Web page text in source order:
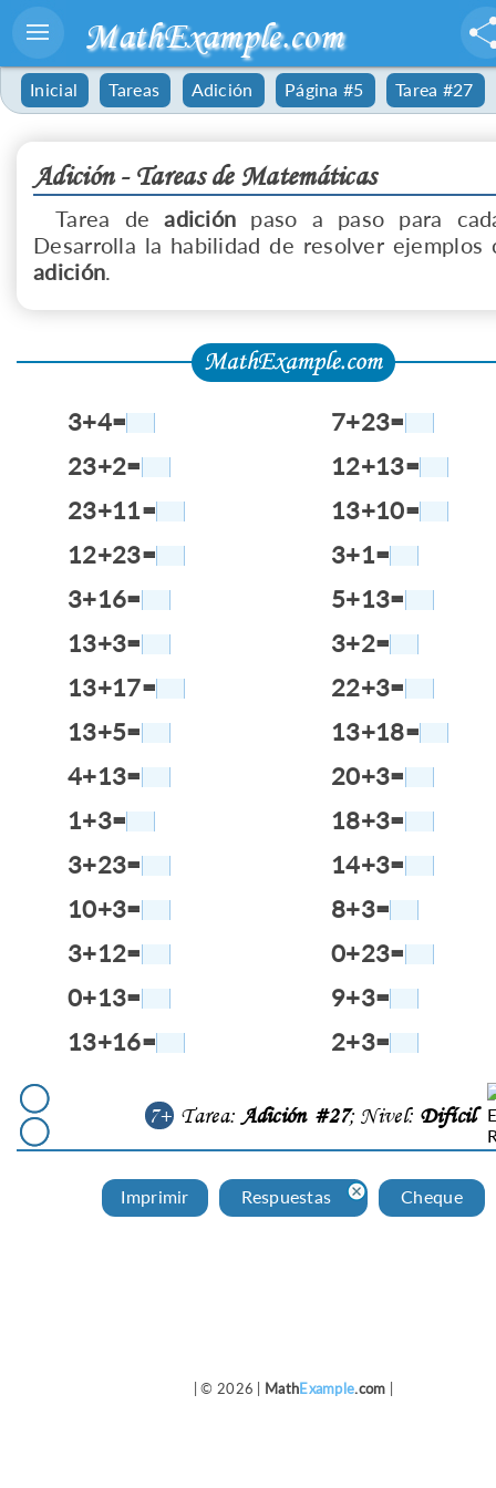
MathExample.com
Inicial Tareas Adición Página #5 Tarea #27
Adición - Tareas de Matemáticas
Tarea deadición paso a paso para
Desarrolla la habilidad de resolver ejemplos
adición.
3+4=
7+23=
23+2=
12+13=
23+11=
13+10=
12+23=
3+1=
3+16=
5+13=
13+3=
3+2=
13+17=
22+3=
13+5=
13+18=
4+13=
20+3=
1+3=
18+3=
3+23=
14+3=
10+3=
8+3=
3+12=
0+23=
0+13=
9+3=
13+16=
2+3=
7+ Tarea:Adición #27; Nivel: Difícil
Imprimir Respuestas Cheque
| © 2026 | MathExample.com